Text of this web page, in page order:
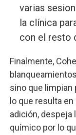
varias
la clínica
con el resto
Finalmente,
sino que limpian
lo que resulta
adición, despeja
químico por lo